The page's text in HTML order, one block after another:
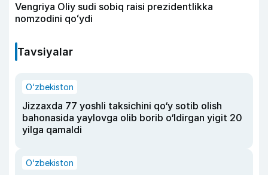
Vengriya Oliy sudi sobiq raisi prezidentlikka
nomzodini qoʻydi
Tavsiyalar
O‘zbekiston
Jizzaxda 77 yoshli taksichini qo‘y sotib olish
bahonasida yaylovga olib borib o‘ldirgan yigit 20
yilga qamaldi
O‘zbekiston